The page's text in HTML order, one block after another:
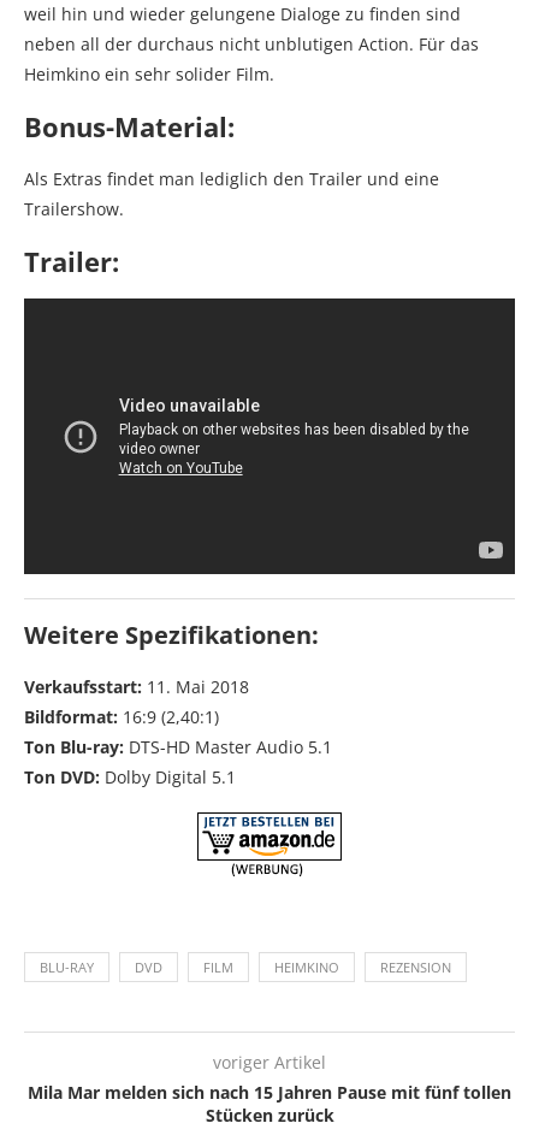
weil hin und wieder gelungene Dialoge zu finden sind
neben all der durchaus nicht unblutigen Action. Für das
Heimkino ein sehr solider Film.
Bonus-Material:
Als Extras findet man lediglich den Trailer und eine
Trailershow.
Trailer:
Weitere Spezifikationen:
Verkaufsstart: 11. Mai 2018
Bildformat: 16:9 (2,40:1)
Ton Blu-ray: DTS-HD Master Audio 5.1
Ton DVD: Dolby Digital 5.1
BLU-RAY DVD FILM HEIMKINO REZENSION
voriger Artikel
Mila Mar melden sich nach 15 Jahren Pause mit fünf tollen
Stücken zurück